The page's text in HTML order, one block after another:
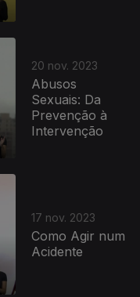
20 nov. 2023
Abusos
Sexuais: Da
Prevenção à
Intervenção
17 nov. 2023
Como Agir num
Acidente